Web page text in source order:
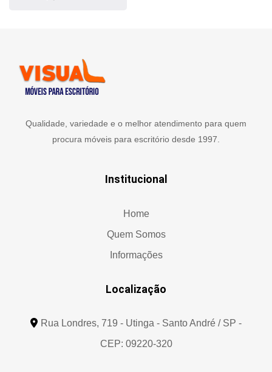
Qualidade, variedade e o melhor atendimento para quem
procura móveis para escritório desde 1997.
Institucional
Home
Quem Somos
Informações
Localização
Rua Londres, 719 - Utinga - Santo André / SP -
CEP: 09220-320